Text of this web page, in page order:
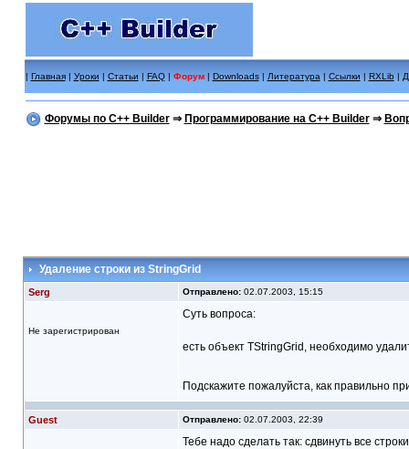
| Главная| Уроки | Статьи | FAQ| Форум | Downloads| Литература | Ссылки | RXLib |
Форумы по C++ Builder⇒ Программирование на C++ Builder⇒
Удаление строки из StringGrid
Serg Отправлено:02.07.2003, 15:15
Не зарегистрирован
Суть вопроса:
есть объект TStringGrid, необходимо
Подскажите пожалуйста, как правильно
Guest Отправлено:02.07.2003, 22:39
Тебе надо сделать так: сдвинуть все